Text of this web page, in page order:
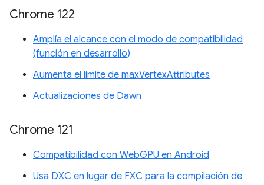
Chrome 122
Amplía el alcance con el modo de compatibilidad
(función en desarrollo)
Aumenta el límite de maxVertexAttributes
Actualizaciones de Dawn
Chrome 121
Compatibilidad con WebGPU en Android
Usa DXC en lugar de FXC para la compilación de